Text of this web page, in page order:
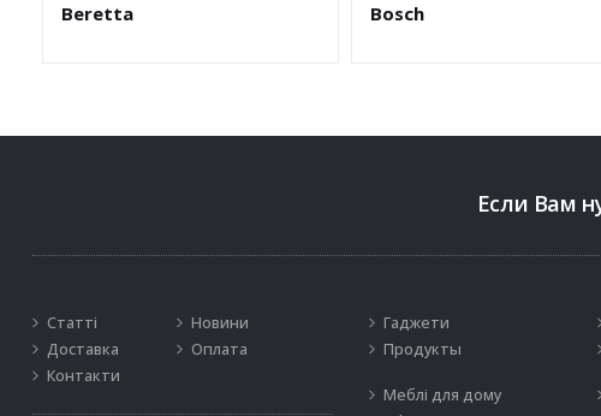
Beretta Bosch
Если Вам
Статті
Новини
Доставка
Оплата
Контакти
Гаджети
Продукты
Меблі для дому